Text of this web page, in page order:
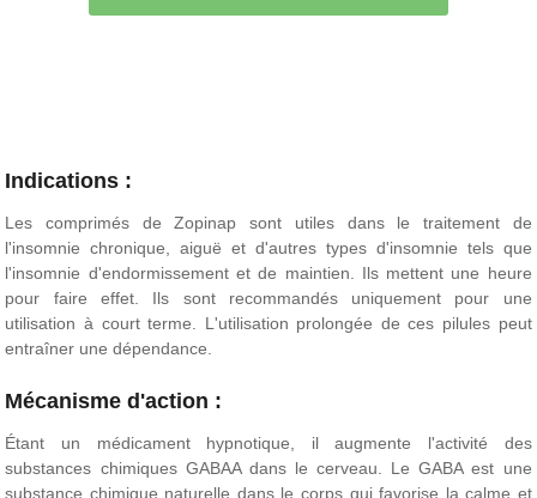
Indications :
Les comprimés de Zopinap sont utiles dans le traitement de
l'insomnie chronique, aiguë et d'autres types d'insomnie tels que
l'insomnie d'endormissement et de maintien. Ils mettent une heure
pour faire effet. Ils sont recommandés uniquement pour une
utilisation à court terme. L'utilisation prolongée de ces pilules peut
entraîner une dépendance.
Mécanisme d'action :
Étant un médicament hypnotique, il augmente l'activité des
substances chimiques GABAA dans le cerveau. Le GABA est une
substance chimique naturelle dans le corps qui favorise la calme et